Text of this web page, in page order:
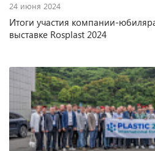
24 июня 2024
Итоги участия компании-
выставке Rosplast 2024